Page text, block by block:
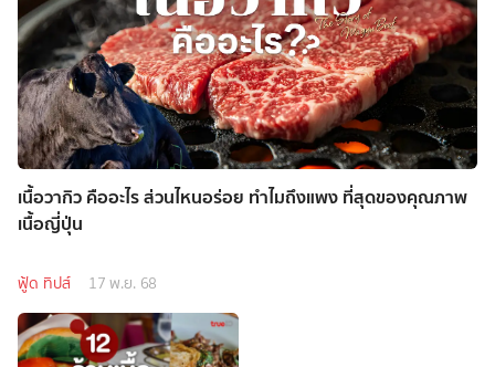
เนื้อวากิว คืออะไร ส่วนไหนอร่อย ทำไมถึงแพง ที่สุดของคุณภาพ
เนื้อญี่ปุ่น
ฟู้ด ทิปส์ 17 พ.ย. 68